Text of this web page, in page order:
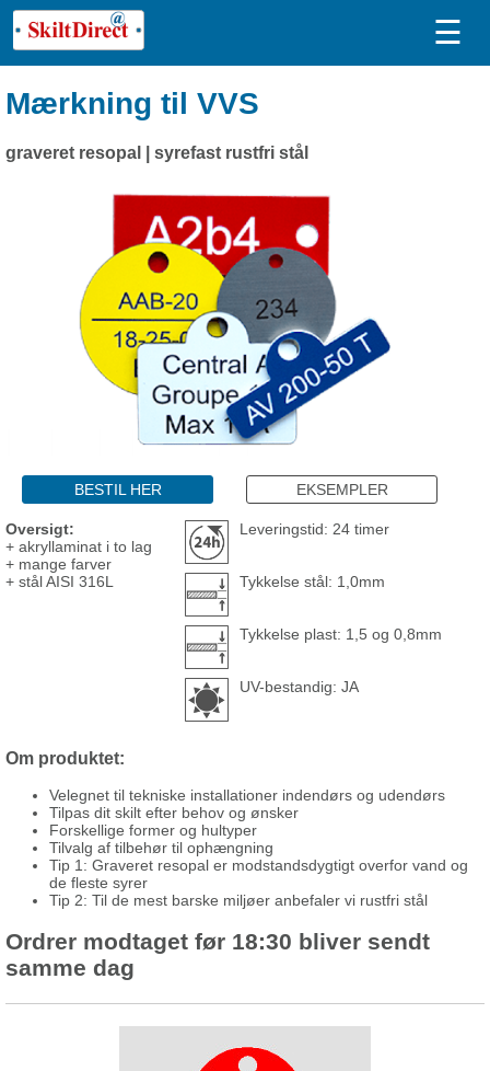
☰
Mærkning til VVS
graveret resopal | syrefast rustfri stål
BESTIL HER EKSEMPLER
Oversigt:
+ akryllaminat i to lag
+ mange farver
+ stål AISI 316L
Leveringstid: 24 timer
Tykkelse stål: 1,0mm
Tykkelse plast: 1,5 og 0,8mm
UV-bestandig: JA
Om produktet:
Velegnet til tekniske installationer indendørs og udendørs
Tilpas dit skilt efter behov og ønsker
Forskellige former og hultyper
Tilvalg af tilbehør til ophængning
Tip 1: Graveret resopal er modstandsdygtigt overfor vand og
de fleste syrer
Tip 2: Til de mest barske miljøer anbefaler vi rustfri stål
Ordrer modtaget før 18:30 bliver sendt
samme dag